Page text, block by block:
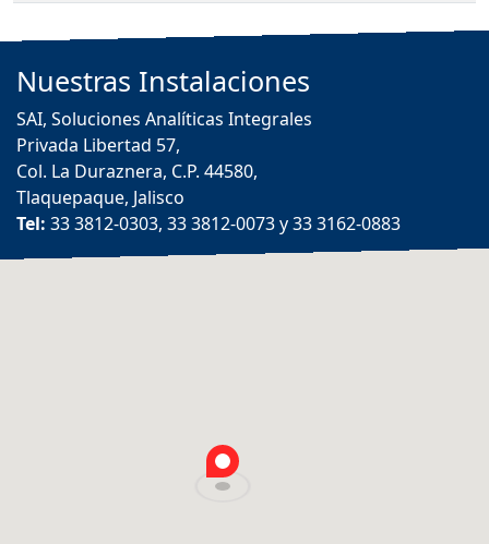
Nuestras Instalaciones
SAI, Soluciones Analíticas Integrales
Privada Libertad 57,
Col. La Duraznera, C.P. 44580,
Tlaquepaque, Jalisco
Tel: 33 3812-0303, 33 3812-0073 y 33 3162-0883